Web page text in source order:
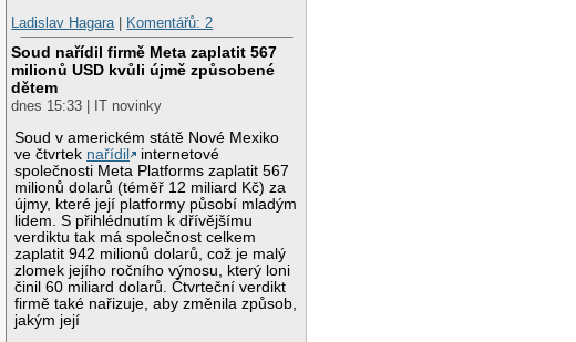
Ladislav Hagara| Komentářů: 2
Soud nařídil firmě Meta zaplatit 567
milionů USD kvůli újmě způsobené
dětem
dnes 15:33 | IT novinky
Soud v americkém státě Nové Mexiko
ve čtvrtek nařídil
internetové
společnosti Meta Platforms zaplatit 567
milionů dolarů (téměř 12 miliard Kč) za
újmy, které její platformy působí mladým
lidem. S přihlédnutím k dřívějšímu
verdiktu tak má společnost celkem
zaplatit 942 milionů dolarů, což je malý
zlomek jejího ročního výnosu, který loni
činil 60 miliard dolarů. Čtvrteční verdikt
firmě také nařizuje, aby změnila způsob,
jakým její